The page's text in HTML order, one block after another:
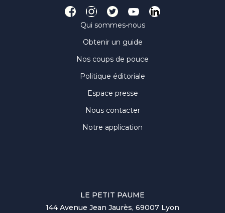
Qui sommes-nous
Obtenir un guide
Nos coups de pouce
Politique éditoriale
Espace presse
Nous contacter
Notre application
LE PETIT PAUME
144 Avenue Jean Jaurès, 69007 Lyon